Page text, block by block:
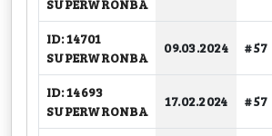
SUPERWRONBA
ID: 14701
SUPERWRONBA
09.03.2024 # 57
ID: 14693
SUPERWRONBA
17.02.2024 # 57